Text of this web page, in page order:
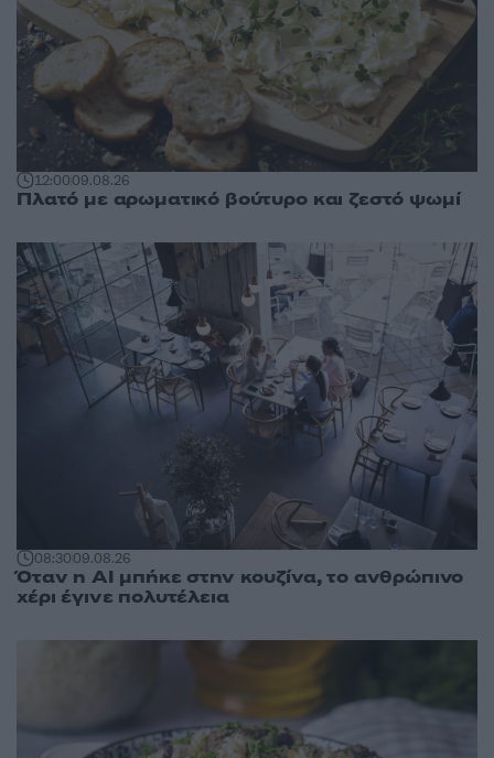
12:0009.08.26
Πλατό με αρωματικό βούτυρο και ζεστό ψωμί
08:3009.08.26
Όταν η AI μπήκε στην κουζίνα, το ανθρώπινο
χέρι έγινε πολυτέλεια